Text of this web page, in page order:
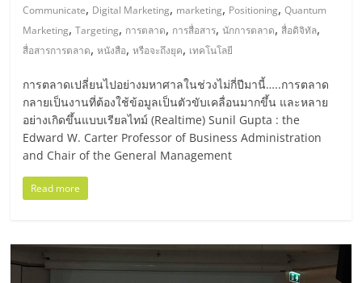
เอ็
มอี
ไทย,
SMEs,
แฟ
รน
Communicate, Digital Marketing, marketing, Positioning,Quantum
Marketing,Targeting, การตลาด, การสื่อสาร,นักการตลาด, สื่อดิจิทัล,
สื่อสารการตลาด,หนังสือ,หรือจะถึงยุค, เทคโนโลยี
การตลาดเปลี่ยนไปอย่างมหาศาลในช่วงไม่กี่ปีมานี้…..การตลาด
กลายเป็นงานที่ต้องใช้ข้อมูลเป็นตัวขับเคลื่อนมากขึ้น และหลาย
อย่างเกิดขึ้นแบบเรียลไทม์ (Realtime) Sunil Gupta : the
Edward W. Carter Professor of Business Administration
and Chair of the General Management
Read more